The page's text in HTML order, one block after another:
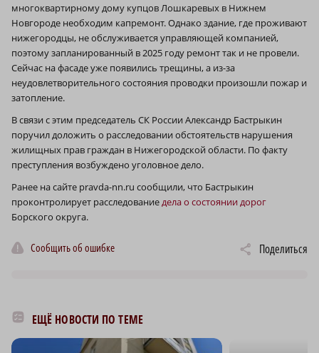
многоквартирному дому купцов Лошкаревых в Нижнем
Новгороде необходим капремонт. Однако здание, где проживают
нижегородцы, не обслуживается управляющей компанией,
поэтому запланированный в 2025 году ремонт так и не провели.
Сейчас на фасаде уже появились трещины, а из-за
неудовлетворительного состояния проводки произошли пожар и
затопление.
В связи с этим председатель СК России Александр Бастрыкин
поручил доложить о расследовании обстоятельств нарушения
жилищных прав граждан в Нижегородской области. По факту
преступления возбуждено уголовное дело.
Ранее на сайте pravda-nn.ru сообщили, что Бастрыкин
проконтролирует расследование дела о состоянии дорог
Борского округа.
Сообщить об ошибке Поделиться
ЕЩЁ НОВОСТИ ПО ТЕМЕ